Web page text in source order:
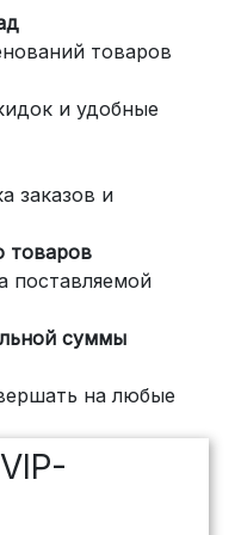
служба
работает и
— от 2 дней,
рублей
грузов
большие или
компаний,
доставке
— от 3 до 10
товаров
и удобные
заказов и
товаров
поставляемой
суммы
на любые